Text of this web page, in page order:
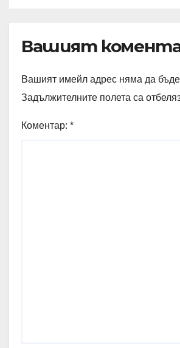
Вашият
Вашият имейл адрес няма да бъде
Задължителните полета са
Коментар: *